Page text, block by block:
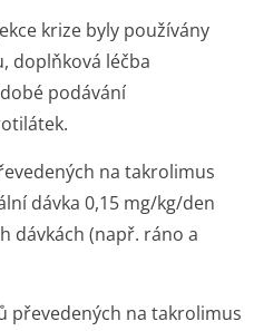
krize byly používány
doplňková léčba
podávání
na takrolimus
dávka 0,15 mg/kg/den
dávkách (např. ráno a
převedených na takrolimus